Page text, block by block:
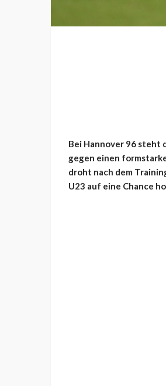
Bei Hannover 96 steht
gegen einen
droht nach dem
U23 auf eine Chance